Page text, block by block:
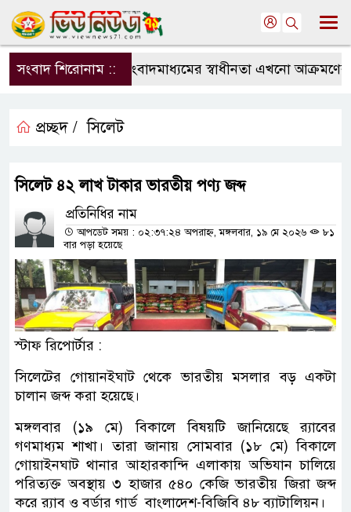
সংবাদ শিরোনাম ::সংবাদমাধ্যমের স্বাধীনতা এখনো আক্রমণের
প্রচ্ছদ / সিলেট
সিলেট ৪২ লাখ টাকার ভারতীয় পণ্য জব্দ
প্রতিনিধির নাম
আপডেট সময় : ০২:৩৭:২৪ অপরাহ্ন, মঙ্গলবার, ১৯ মে ২০২৬
৮১
বার পড়া হয়েছে
স্টাফ রিপোর্টার :
সিলেটের গোয়ানইঘাট থেকে ভারতীয় মসলার বড় একটা
চালান জব্দ করা হয়েছে।
মঙ্গলবার (১৯ মে) বিকালে বিষয়টি জানিয়েছে র‌্যাবের
গণমাধ্যম শাখা। তারা জানায় সোমবার (১৮ মে) বিকালে
গোয়াইনঘাট থানার আহারকান্দি এলাকায় অভিযান চালিয়ে
পরিত্যক্ত অবস্থায় ৩ হাজার ৫৪০ কেজি ভারতীয় জিরা জব্দ
করে র‌্যাব ও বর্ডার গার্ড বাংলাদেশ-বিজিবি ৪৮ ব্যাটালিয়ন।